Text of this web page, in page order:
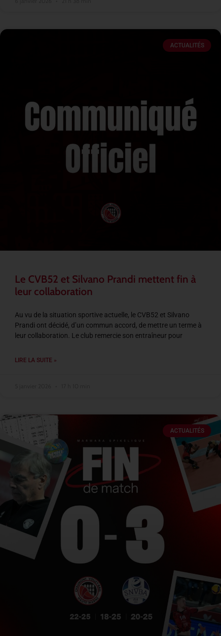
ACTUALITÉS
Le CVB52 et Silvano Prandi mettent fin à
leur collaboration
Au vu de la situation sportive actuelle, le CVB52 et Silvano
Prandi ont décidé, d’un commun accord, de mettre un terme à
leur collaboration. Le club remercie son entraîneur pour
LIRE LA SUITE »
ACTUALITÉS